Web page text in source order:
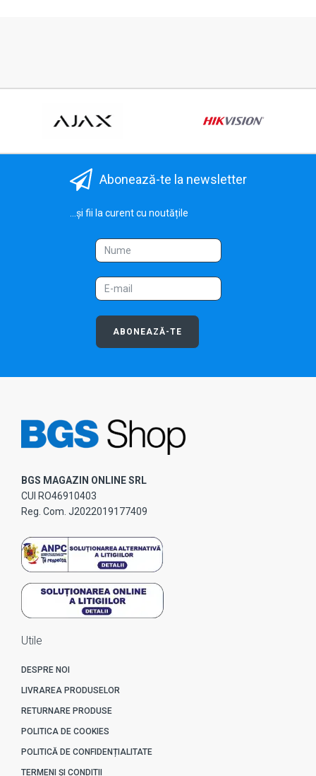
Abonează-te la newsletter
...și fii la curent cu noutățile
ABONEAZĂ-TE
BGS MAGAZIN ONLINE SRL
CUI RO46910403
Reg. Com. J2022019177409
Utile
DESPRE NOI
LIVRAREA PRODUSELOR
RETURNARE PRODUSE
POLITICA DE COOKIES
POLITICĂ DE CONFIDENȚIALITATE
TERMENI ȘI CONDITII